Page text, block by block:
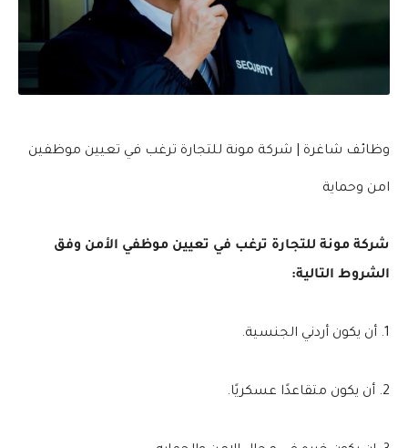
وظائف شاغرة | شركة مونة للتجارة ترغب في تعيين موظفين
امن وحماية
شركة مونة للتجارة ترغب في تعيين موظفي الأمن وفق
الشروط التالية:
1. أن يكون أردني الجنسية.
2. أن يكون متقاعدًا عسكريًا.